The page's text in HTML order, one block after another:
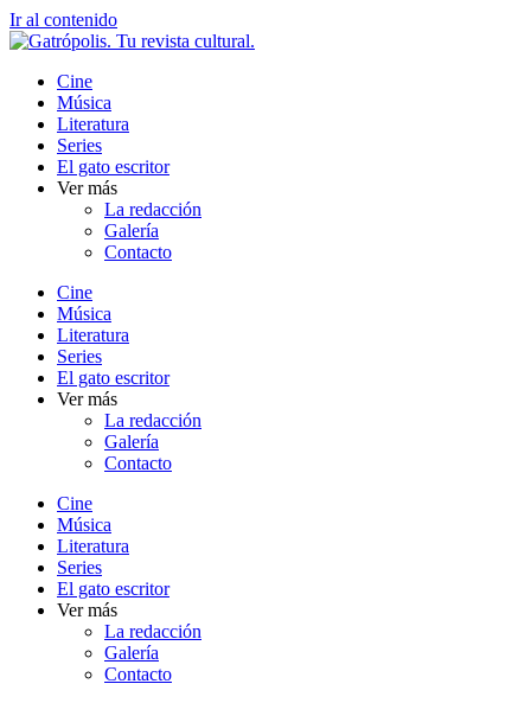
Ir al contenido
Cine
Música
Literatura
Series
El gato escritor
Ver más
La redacción
Galería
Contacto
Cine
Música
Literatura
Series
El gato escritor
Ver más
La redacción
Galería
Contacto
Cine
Música
Literatura
Series
El gato escritor
Ver más
La redacción
Galería
Contacto